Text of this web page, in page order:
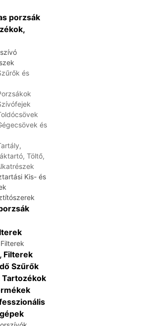
porzsák
és
és
Töltő,
Kis- és
Filterek
Szűrők
Tartozékok